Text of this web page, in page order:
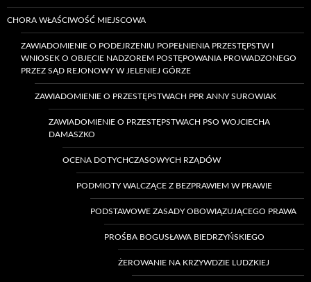
CHORA WŁAŚCIWOŚĆ MIEJSCOWA
ZAWIADOMIENIE O PODEJRZENIU POPEŁNIENIA PRZESTĘPSTW I
WNIOSEK O OBJĘCIE NADZOREM POSTĘPOWANIA PROWADZONEGO
PRZEZ SĄD REJONOWY W JELENIEJ GÓRZE
ZAWIADOMIENIE O PRZESTĘPSTWACH PPR ANNY SUROWIAK
ZAWIADOMIENIE O PRZESTĘPSTWACH PSO WOJCIECHA
DAMASZKO
OCENA DOTYCHCZASOWYCH RZĄDÓW
PODMIOTY WALCZĄCE Z BEZPRAWIEM W PRAWIE
PODSTAWOWE ZASADY OBOWIĄZUJĄCEGO PRAWA
PROŚBA BOGUSŁAWA BIEDRZYŃSKIEGO
ŻEROWANIE NA KRZYWDZIE LUDZKIEJ